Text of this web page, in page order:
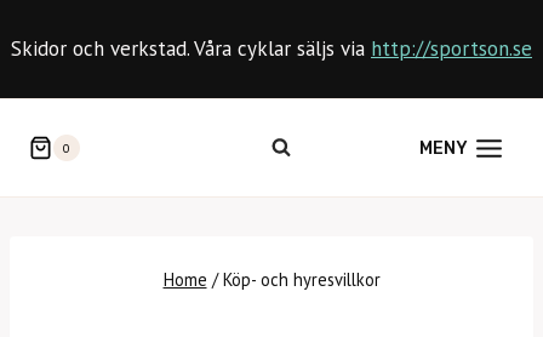
toSkidor och verkstad. Våra cyklar säljs via http://sportson.se
0 MENY
Home / Köp- och hyresvillkor